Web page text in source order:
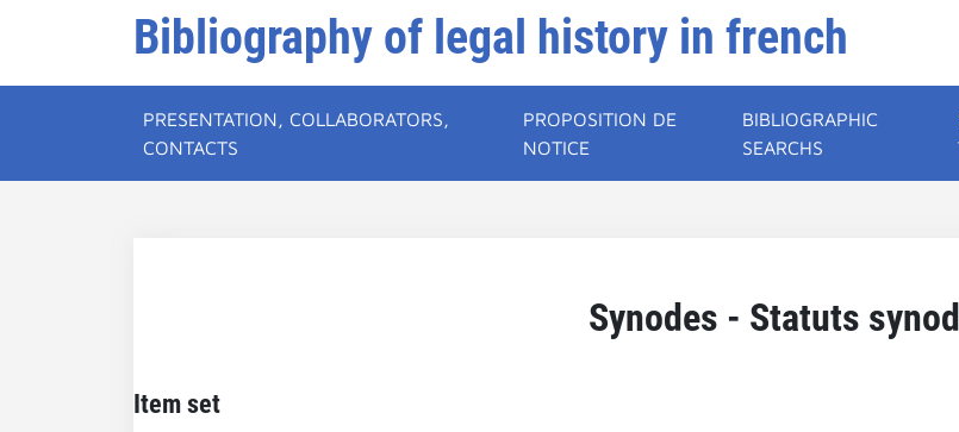
Bibliography of legal history in french
PRESENTATION, COLLABORATORS,
CONTACTS
PROPOSITION DE
NOTICE
BIBLIOGRAPHIC
SEARCHS
Synodes - Statuts
Item set